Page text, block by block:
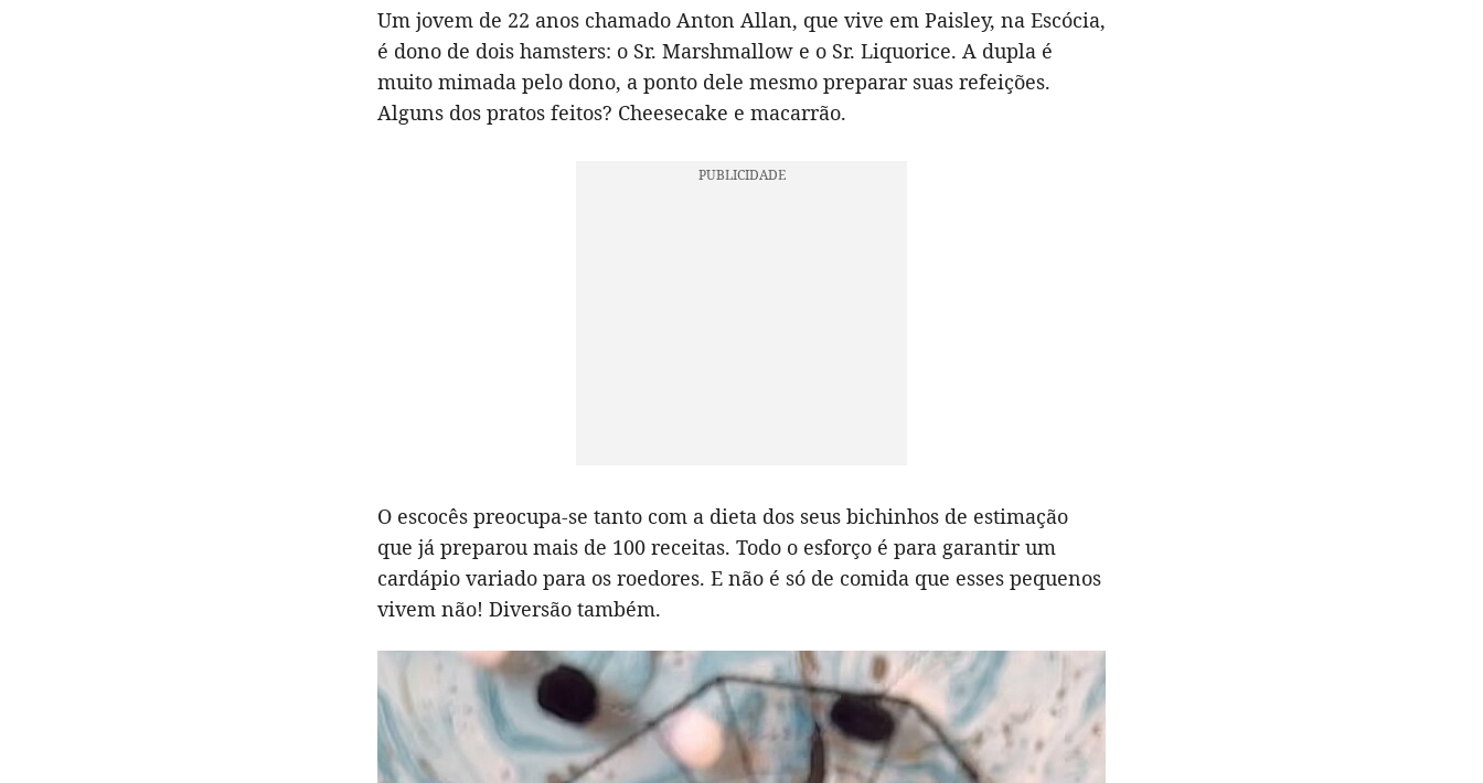
Um jovem de 22 anos chamado Anton Allan, que vive em Paisley, na Escócia,
é dono de dois hamsters: o Sr. Marshmallow e o Sr. Liquorice. A dupla é
muito mimada pelo dono, a ponto dele mesmo preparar suas refeições.
Alguns dos pratos feitos? Cheesecake e macarrão.
O escocês preocupa-se tanto com a dieta dos seus bichinhos de estimação
que já preparou mais de 100 receitas. Todo o esforço é para garantir um
cardápio variado para os roedores. E não é só de comida que esses pequenos
vivem não! Diversão também.